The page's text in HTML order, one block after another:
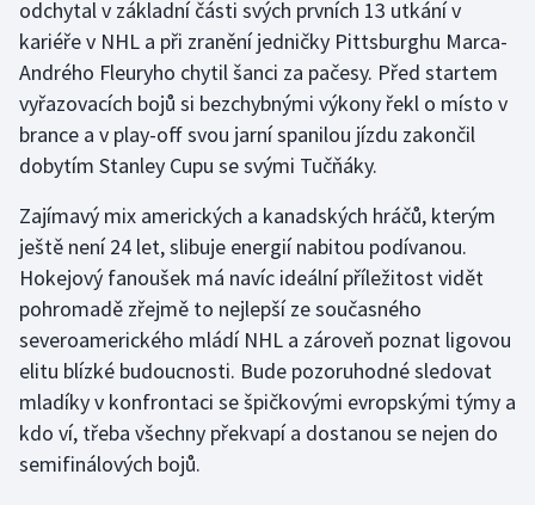
odchytal v základní části svých prvních 13 utkání v
kariéře v NHL a při zranění jedničky Pittsburghu Marca-
Andrého Fleuryho chytil šanci za pačesy. Před startem
vyřazovacích bojů si bezchybnými výkony řekl o místo v
brance a v play-off svou jarní spanilou jízdu zakončil
dobytím Stanley Cupu se svými Tučňáky.
Zajímavý mix amerických a kanadských hráčů, kterým
ještě není 24 let, slibuje energií nabitou podívanou.
Hokejový fanoušek má navíc ideální příležitost vidět
pohromadě zřejmě to nejlepší ze současného
severoamerického mládí NHL a zároveň poznat ligovou
elitu blízké budoucnosti. Bude pozoruhodné sledovat
mladíky v konfrontaci se špičkovými evropskými týmy a
kdo ví, třeba všechny překvapí a dostanou se nejen do
semifinálových bojů.